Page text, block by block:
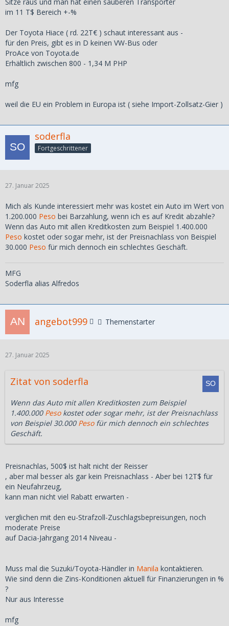
im 11 T$ Bereich +-%
Der Toyota Hiace ( rd. 22T€ ) schaut interessant aus -
für den Preis, gibt es in D keinen VW-Bus oder
ProAce von Toyota.de
Erhältlich zwischen 800 - 1,34 M PHP
mfg
weil die EU ein Problem in Europa ist ( siehe Import-Zollsatz-Gier )
soderfla
Fortgeschrittener
27. Januar 2025
Mich als Kunde interessiert mehr was kostet ein Auto im Wert von
1.200.000 Peso bei Barzahlung, wenn ich es auf Kredit abzahle?
Wenn das Auto mit allen Kreditkosten zum Beispiel 1.400.000
Peso kostet oder sogar mehr, ist der Preisnachlass von Beispiel
30.000 Peso für mich dennoch ein schlechtes Geschäft.
MFG
Soderfla alias Alfredos
angebot999 Themenstarter
27. Januar 2025
Zitat von soderfla
Wenn das Auto mit allen Kreditkosten zum Beispiel
1.400.000 Pesokostet oder sogar mehr, ist der Preisnachlass
von Beispiel 30.000 Pesofür mich dennoch ein schlechtes
Geschäft.
Preisnachlas, 500$ ist halt nicht der Reisser
, aber mal besser als gar kein Preisnachlass - Aber bei 12T$ für
ein Neufahrzeug,
kann man nicht viel Rabatt erwarten -
verglichen mit den eu-Strafzoll-Zuschlagsbepreisungen, noch
moderate Preise
auf Dacia-Jahrgang 2014 Niveau -
Muss mal die Suzuki/Toyota-Händler in Manila kontaktieren.
Wie sind denn die Zins-Konditionen aktuell für Finanzierungen in %
?
Nur aus Interesse
mfg